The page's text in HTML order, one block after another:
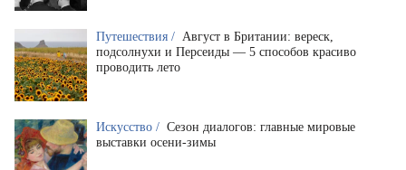
Путешествия / Август в Британии: вереск,
подсолнухи и Персеиды — 5 способов красиво
проводить лето
Искусство / Сезон диалогов: главные мировые
выставки осени-зимы